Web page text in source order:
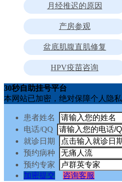
月经推迟的原因
产房参观
盆底肌腹直肌修复
HPV疫苗咨询
30秒自助挂号平台
本网站已加密，绝对保障个人隐私
患者姓名
电话/QQ
就诊日期
预约病种
预约专家
加密提交
咨询客服